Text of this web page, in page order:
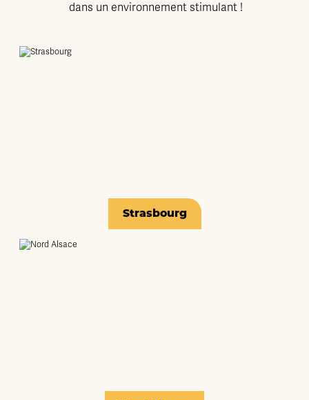
dans un environnement stimulant !
Strasbourg